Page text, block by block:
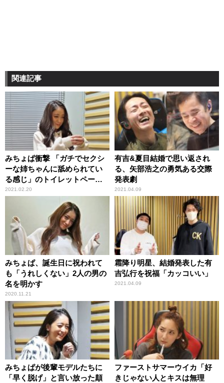
関連記事
みちょぱ衝撃 「ガチでセクシ
ーな姉ちゃんに舐められてい
る感じ」のトイレットペーパ
ーイラストを目にして
2021.02.20
有吉&夏目結婚で思い返され
る、矢部浩之の勇気ある交際
発表劇
2021.04.09
みちょぱ、誕生日に祝われて
も「うれしくない」2人の男の
名を明かす
2020.11.21
霜降り明星、結婚発表した有
吉弘行を祝福「カッコいい」
2021.04.09
みちょぱが後輩モデルたちに
「早く脱げ」と言い放った顛
ファーストサマーウイカ「好
きじゃない人とキスは無理